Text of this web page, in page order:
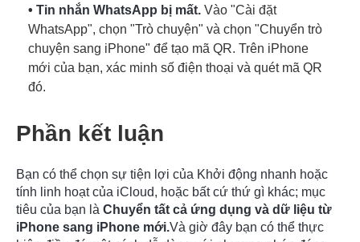
• Tin nhắn WhatsApp bị mất. Vào "Cài đặt
WhatsApp", chọn "Trò chuyện" và chọn "Chuyển trò
chuyện sang iPhone" để tạo mã QR. Trên iPhone
mới của bạn, xác minh số điện thoại và quét mã QR
đó.
Phần kết luận
Bạn có thể chọn sự tiện lợi của Khởi động nhanh hoặc
tính linh hoạt của iCloud, hoặc bất cứ thứ gì khác; mục
tiêu của bạn là Chuyển tất cả ứng dụng và dữ liệu từ
iPhone sang iPhone mới.Và giờ đây bạn có thể thực